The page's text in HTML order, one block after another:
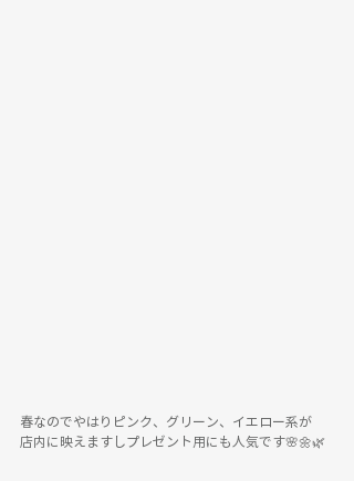
春なのでやはりピンク、グリーン、イエロー系が
店内に映えますしプレゼント用にも人気です🌸🌼🌿